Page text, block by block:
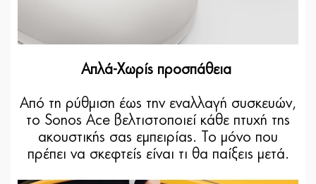
Απλά-Χωρίς προσπάθεια
Από τη ρύθμιση έως την εναλλαγή συσκευών,
το Sonos Ace βελτιστοποιεί κάθε πτυχή της
ακουστικής σας εμπειρίας. Το μόνο που
πρέπει να σκεφτείς είναι τι θα παίξεις μετά.